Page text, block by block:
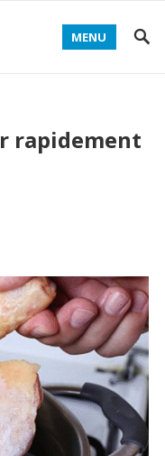
MENU
rapidement